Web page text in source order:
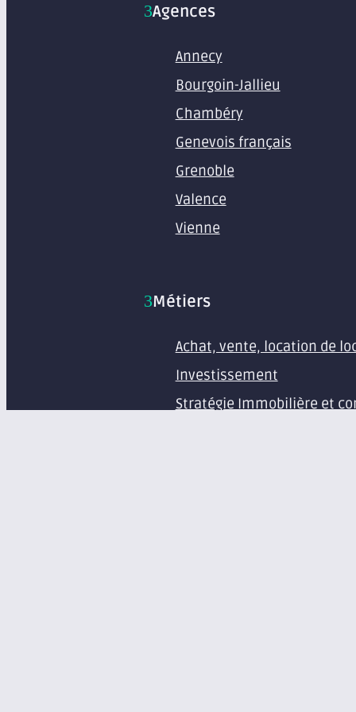
Agences
Annecy
Bourgoin-Jallieu
Chambéry
Genevois français
Grenoble
Valence
Vienne
Métiers
Achat, vente, location de
Investissement
Stratégie Immobilière et